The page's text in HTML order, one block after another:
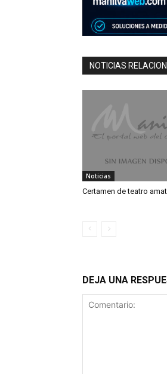
NOTICIAS
Noticias
Certamen de teatro
DEJA UNA